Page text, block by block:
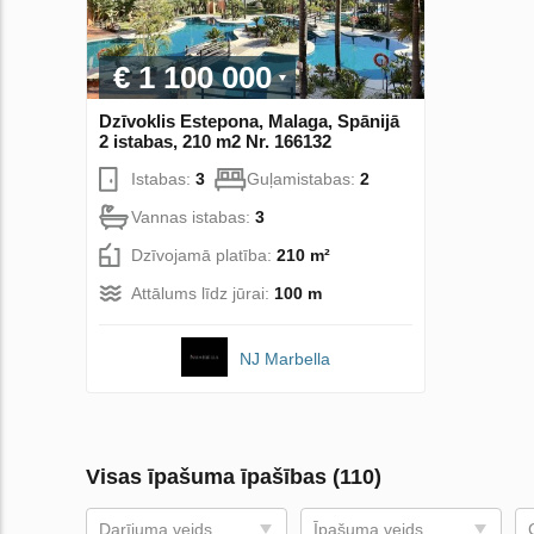
€ 1 100 000
Dzīvoklis Estepona, Malaga, Spānijā
2 istabas, 210 m2 Nr. 166132
Istabas: 3 Guļamistabas: 2
Vannas istabas: 3
Dzīvojamā platība: 210 m²
Attālums līdz jūrai: 100 m
NJ Marbella
Visas īpašuma īpašības (110)
Darījuma veids Īpašuma veids